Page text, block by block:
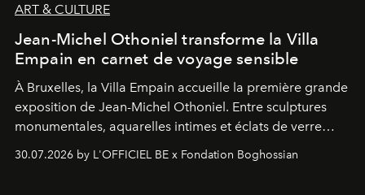
ART & CULTURE
Jean-Michel Othoniel transforme la Villa
Empain en carnet de voyage sensible
À Bruxelles, la Villa Empain accueille la première grande
exposition de Jean-Michel Othoniel. Entre sculptures
monumentales, aquarelles intimes et éclats de verre
émotionnel où chaque œuvre devient le souvenir
30.07.2026 by L'OFFICIEL BE x Fondation Boghossian